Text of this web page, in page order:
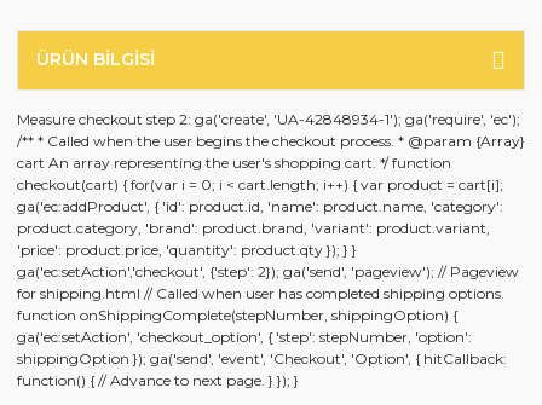
ÜRÜN BILGISI
Measure checkout step 2: ga('create', 'UA-42848934-1'); ga('require', 'ec');
/** * Called when the user begins the checkout process. * @param {Array}
cart An array representing the user's shopping cart. */ function
checkout(cart) { for(var i = 0; i < cart.length; i++) { var product = cart[i];
ga('ec:addProduct', { 'id': product.id, 'name': product.name, 'category':
product.category, 'brand': product.brand, 'variant': product.variant,
'price': product.price, 'quantity': product.qty }); } }
ga('ec:setAction','checkout', {'step': 2}); ga('send', 'pageview'); // Pageview
for shipping.html // Called when user has completed shipping options.
function onShippingComplete(stepNumber, shippingOption) {
ga('ec:setAction', 'checkout_option', { 'step': stepNumber, 'option':
shippingOption }); ga('send', 'event', 'Checkout', 'Option', { hitCallback:
function() { // Advance to next page. } }); }